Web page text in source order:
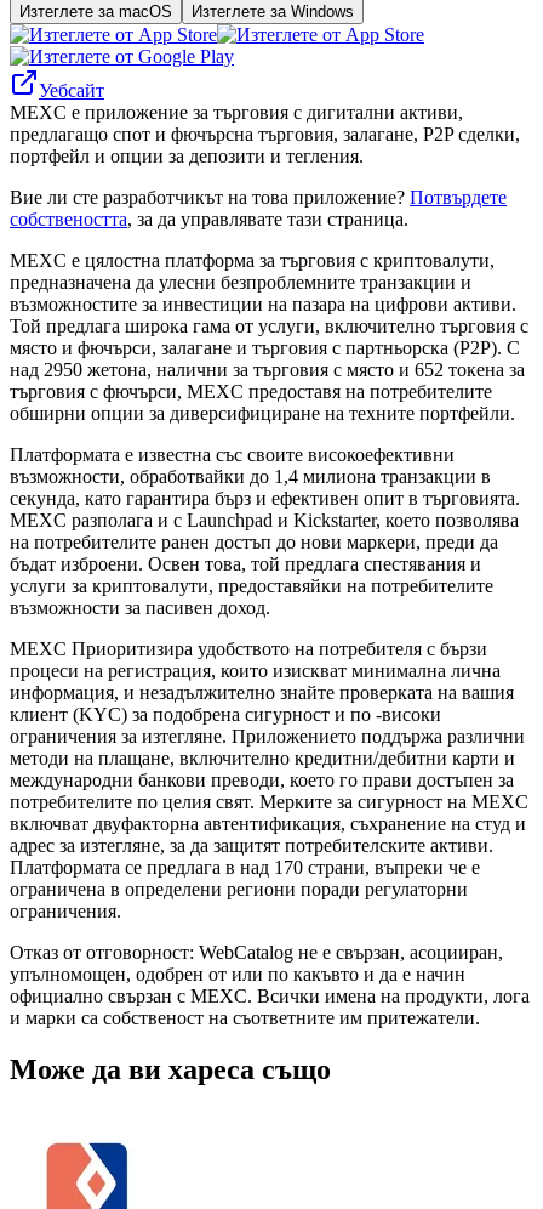
Изтеглете за macOS Изтеглете за Windows
Уебсайт
MEXC е приложение за търговия с дигитални активи,
предлагащо спот и фючърсна търговия, залагане, P2P сделки,
портфейл и опции за депозити и тегления.
Вие ли сте разработчикът на това приложение? Потвърдете
собствеността, за да управлявате тази страница.
MEXC е цялостна платформа за търговия с криптовалути,
предназначена да улесни безпроблемните транзакции и
възможностите за инвестиции на пазара на цифрови активи.
Той предлага широка гама от услуги, включително търговия с
място и фючърси, залагане и търговия с партньорска (P2P). С
над 2950 жетона, налични за търговия с място и 652 токена за
търговия с фючърси, MEXC предоставя на потребителите
обширни опции за диверсифициране на техните портфейли.
Платформата е известна със своите високоефективни
възможности, обработвайки до 1,4 милиона транзакции в
секунда, като гарантира бърз и ефективен опит в търговията.
MEXC разполага и с Launchpad и Kickstarter, което позволява
на потребителите ранен достъп до нови маркери, преди да
бъдат изброени. Освен това, той предлага спестявания и
услуги за криптовалути, предоставяйки на потребителите
възможности за пасивен доход.
MEXC Приоритизира удобството на потребителя с бързи
процеси на регистрация, които изискват минимална лична
информация, и незадължително знайте проверката на вашия
клиент (KYC) за подобрена сигурност и по -високи
ограничения за изтегляне. Приложението поддържа различни
методи на плащане, включително кредитни/дебитни карти и
международни банкови преводи, което го прави достъпен за
потребителите по целия свят. Мерките за сигурност на MEXC
включват двуфакторна автентификация, съхранение на студ и
адрес за изтегляне, за да защитят потребителските активи.
Платформата се предлага в над 170 страни, въпреки че е
ограничена в определени региони поради регулаторни
ограничения.
Отказ от отговорност: WebCatalog не е свързан, асоцииран,
упълномощен, одобрен от или по какъвто и да е начин
официално свързан с MEXC. Всички имена на продукти, лога
и марки са собственост на съответните им притежатели.
Може да ви хареса също